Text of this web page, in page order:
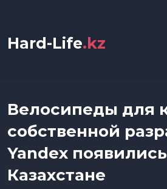
Hard-Life.kz
Велосипеды для
собственной
Yandex
Казахстане